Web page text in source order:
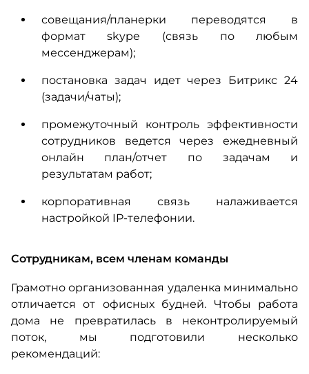
совещания/планерки переводятся в
формат skype (связь по любым
мессенджерам);
постановка задач идет через Битрикс 24
(задачи/чаты);
промежуточный контроль эффективности
сотрудников ведется через ежедневный
онлайн план/отчет по задачам и
результатам работ;
корпоративная связь налаживается
настройкой IP-телефонии.
Сотрудникам, всем членам команды
Грамотно организованная удаленка минимально
отличается от офисных будней. Чтобы работа
дома не превратилась в неконтролируемый
поток, мы подготовили несколько
рекомендаций: